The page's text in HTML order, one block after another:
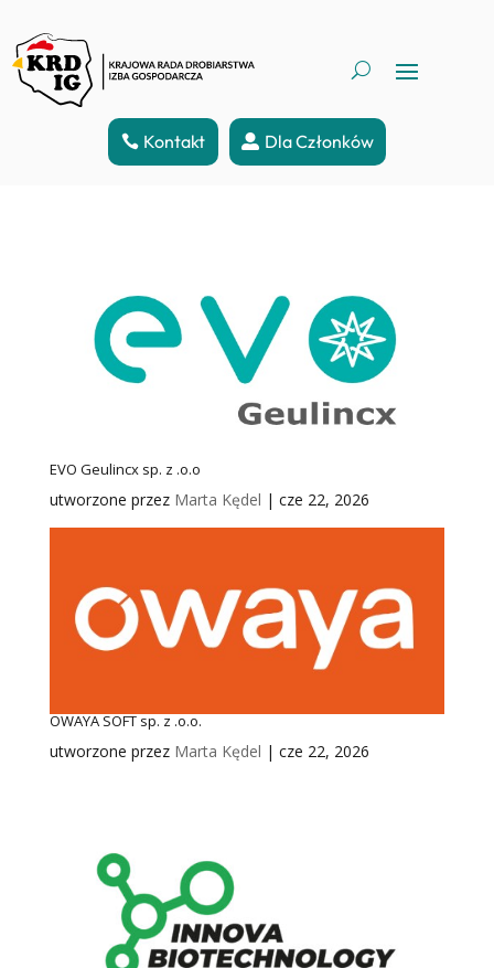
Kontakt Dla Członków
EVO Geulincx sp. z .o.o
utworzone przez Marta Kędel | cze 22, 2026
OWAYA SOFT sp. z .o.o.
utworzone przez Marta Kędel | cze 22, 2026